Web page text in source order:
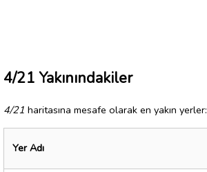
4/21 Yakınındakiler
4/21 haritasına mesafe olarak en yakın yerler:
Yer Adı